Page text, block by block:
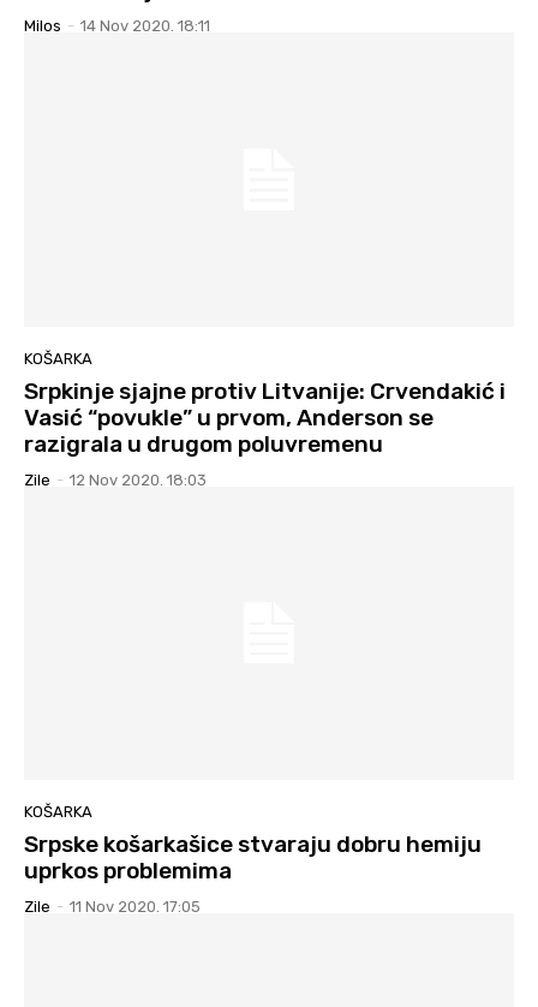
Milos - 14 Nov 2020. 18:11
KOŠARKA
Srpkinje sjajne protiv Litvanije: Crvendakić i
Vasić “povukle” u prvom, Anderson se
razigrala u drugom poluvremenu
Zile - 12 Nov 2020. 18:03
KOŠARKA
Srpske košarkašice stvaraju dobru hemiju
uprkos problemima
Zile - 11 Nov 2020. 17:05